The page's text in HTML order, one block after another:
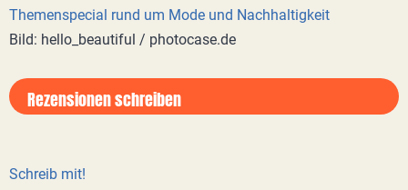
Themenspecial rund um Mode und Nachhaltigkeit
Bild: hello_beautiful / photocase.de
Rezensionen schreiben
Schreib mit!